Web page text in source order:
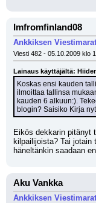
Imfromfinland08
Ankkiksen
Viesti 482 - 05.10.2009 klo
Lainaus käyttäjältä:
Koskas ensi kauden
ilmoittaa tallinsa
kauden 6 alkuun:).
blogin? Saisiko Kirja
Eikös dekkarin pitänyt
kilpailijoista? Tai
häneltänkin saadaan
Aku Vankka
Ankkiksen